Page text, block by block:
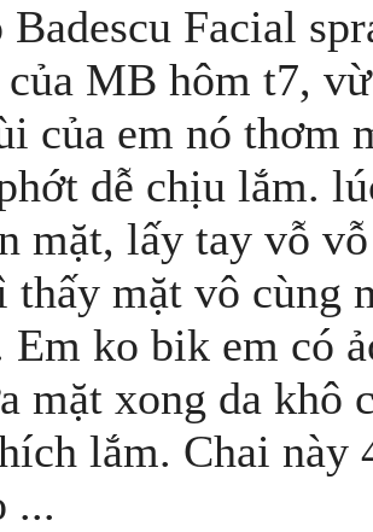
Facial
của MB hôm t7,
của em nó thơm
dễ chịu lắm.
mặt, lấy tay vỗ
thấy mặt vô cùng
Em ko bik em có
mặt xong da khô
lắm. Chai này
...